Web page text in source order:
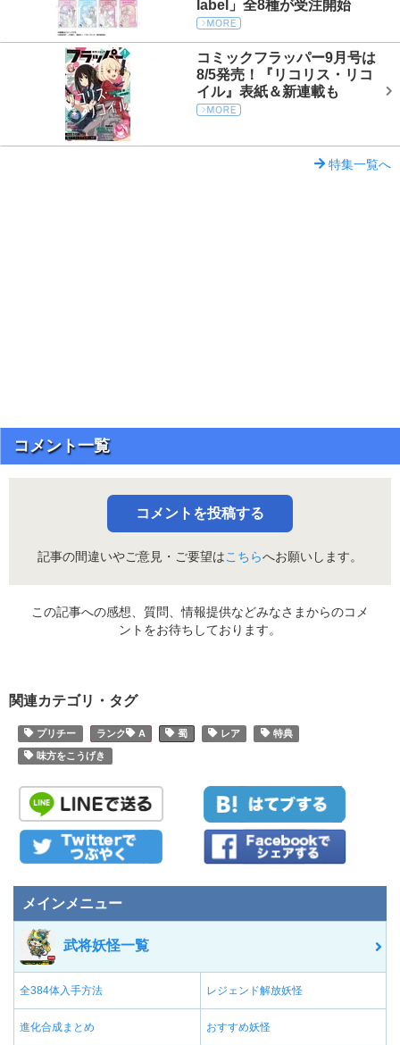
label」全8種が受注開始
コミックフラッパー9月号は
8/5発売！『リコリス・リコ
イル』表紙＆新連載も
特集一覧へ
コメント一覧
コメントを投稿する
記事の間違いやご意見・ご要望はこちらへお願いします。
この記事への感想、質問、情報提供などみなさまからのコメ
ントをお待ちしております。
関連カテゴリ・タグ
プリチー A 蜀 レア 特典
味方をこうげき
メインメニュー
武将妖怪一覧
全384体入手方法 レジェンド解放妖怪
進化合成まとめ おすすめ妖怪